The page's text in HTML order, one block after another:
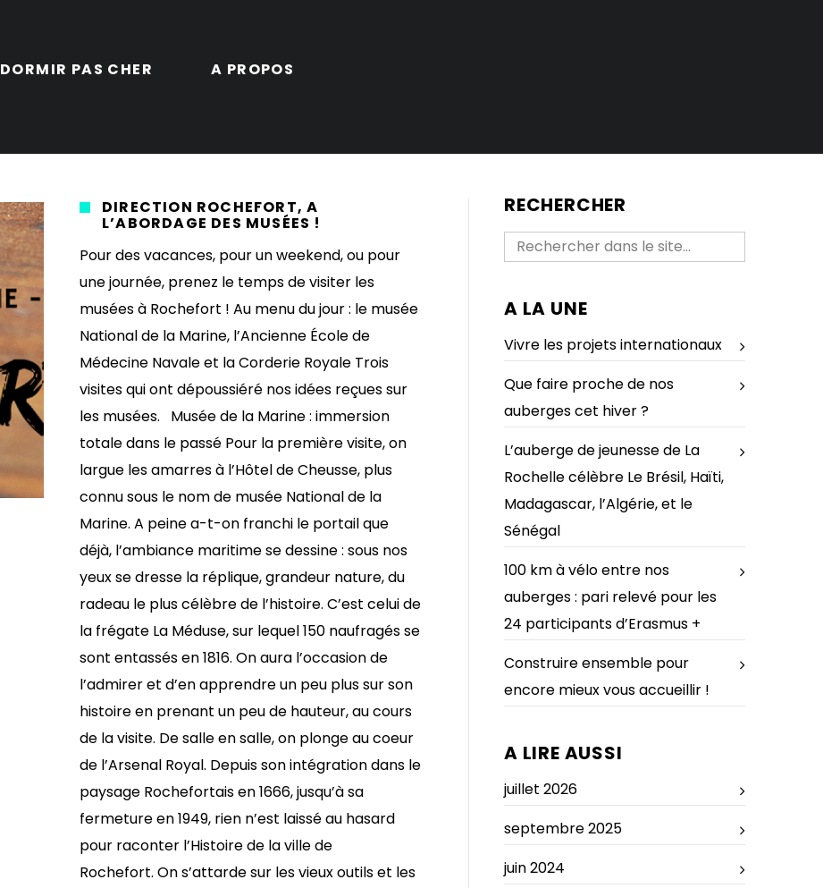
DORMIR PAS CHER A PROPOS
DIRECTION ROCHEFORT, À
L’ABORDAGE DES MUSÉES !
Pour des vacances, pour un weekend, ou pour
une journée, prenez le temps de visiter les
musées à Rochefort ! Au menu du jour : le musée
National de la Marine, l’Ancienne École de
Médecine Navale et la Corderie Royale Trois
visites qui ont dépoussiéré nos idées reçues sur
les musées. Musée de la Marine : immersion
totale dans le passé Pour la première visite, on
largue les amarres à l’Hôtel de Cheusse, plus
connu sous le nom de musée National de la
Marine. A peine a-t-on franchi le portail que
déjà, l’ambiance maritime se dessine : sous nos
yeux se dresse la réplique, grandeur nature, du
radeau le plus célèbre de l’histoire. C’est celui de
la frégate La Méduse, sur lequel 150 naufragés se
sont entassés en 1816. On aura l’occasion de
l’admirer et d’en apprendre un peu plus sur son
histoire en prenant un peu de hauteur, au cours
de la visite. De salle en salle, on plonge au coeur
de l’Arsenal Royal. Depuis son intégration dans le
paysage Rochefortais en 1666, jusqu’à sa
fermeture en 1949, rien n’est laissé au hasard
pour raconter l’Histoire de la ville de
Rochefort. On s’attarde sur les vieux outils et les
RECHERCHER
A LA UNE
Vivre les projets internationaux
Que faire proche de nos
auberges cet hiver ?
L’auberge de jeunesse de La
Rochelle célèbre Le Brésil, Haïti,
Madagascar, l’Algérie, et le
Sénégal
100 km à vélo entre nos
auberges : pari relevé pour les
24 participants d’Erasmus +
Construire ensemble pour
encore mieux vous accueillir !
A LIRE AUSSI
juillet 2026
septembre 2025
juin 2024